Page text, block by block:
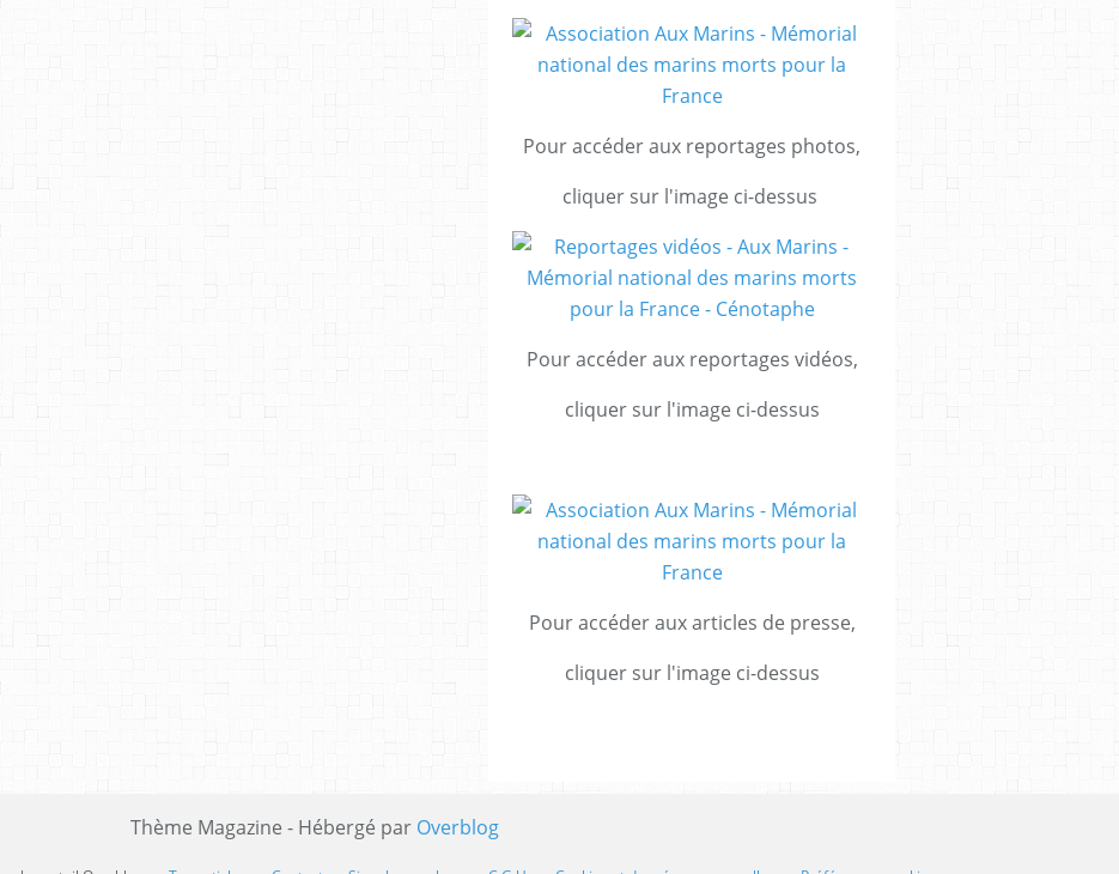
Pour accéder aux reportages photos,
cliquer sur l'image ci-dessus
Pour accéder aux reportages vidéos,
cliquer sur l'image ci-dessus
Pour accéder aux articles de presse,
cliquer sur l'image ci-dessus
Thème Magazine - Hébergé par Overblog